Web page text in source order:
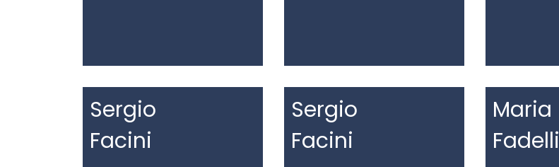
Sergio
Facini
Sergio
Facini
Maria
Fadelli